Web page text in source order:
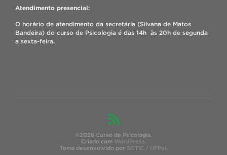
Atendimento presencial:
O horário de atendimento da secretária (Silvana de Matos
Bandeira) do curso de Psicologia é das 14h às 20h de segunda
a sexta-feira.
©2026 Curso de Psicologia.
Criado com WordPress.
Tema desenvolvido por SGTIC / UFPel.